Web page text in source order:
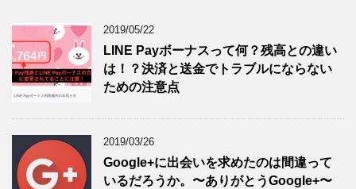
2019/05/22
LINE Payボーナスって何？残高との違い
は！？決済と送金でトラブルにならない
ための注意点
2019/03/26
Google+に出会いを求めたのは間違って
いるだろうか。〜ありがとうGoogle+〜